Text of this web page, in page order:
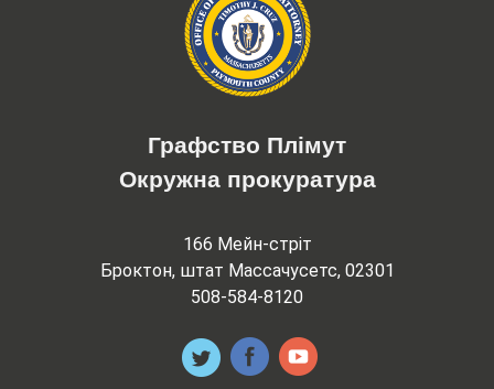
Графство Плімут
Окружна прокуратура
166 Мейн-стріт
Броктон, штат Массачусетс, 02301
508-584-8120